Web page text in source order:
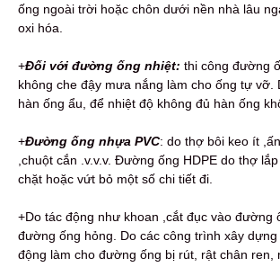
ống ngoài trời hoặc chôn dưới nền nhà lâu
oxi hóa.
+Đối với đường ống nhiệt: thi công đường
không che đậy mưa nắng làm cho ống tự vỡ.
hàn ống ẩu, để nhiệt độ không đủ hàn ống
+Đường ống nhựa PVC: do thợ bôi keo ít
,chuột cắn .v.v.v. Đường ống HDPE do thợ
chặt hoặc vứt bỏ một số chi tiết đi.
+Do tác động như khoan ,cắt đục vào đường
đường ống hỏng. Do các công trình xây
động làm cho đường ống bị rút, rật chân ren,